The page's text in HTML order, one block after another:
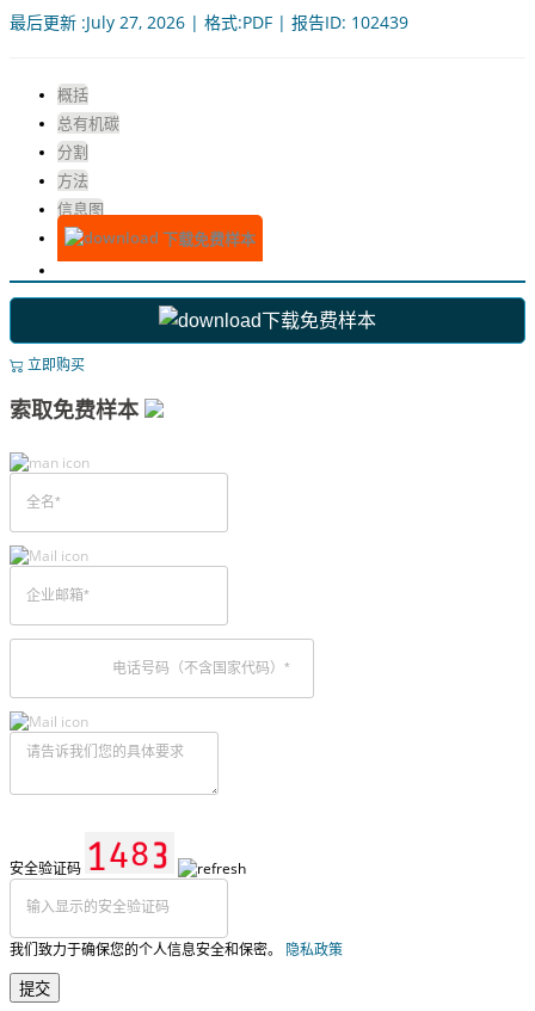
最后更新 :July 27, 2026 | 格式:PDF | 报告ID: 102439
概括
总有机碳
分割
方法
信息图
下载免费样本
下载免费样本
立即购买
索取免费样本
安全验证码
我们致力于确保您的个人信息安全和保密。 隐私政策
提交